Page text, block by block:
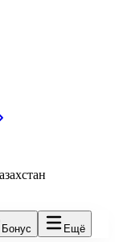
Бонус Ещё